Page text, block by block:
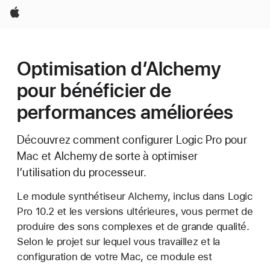
Apple
Optimisation d’Alchemy
pour bénéficier de
performances améliorées
Découvrez comment configurer Logic Pro pour
Mac et Alchemy de sorte à optimiser
l’utilisation du processeur.
Le module synthétiseur Alchemy, inclus dans Logic
Pro 10.2 et les versions ultérieures, vous permet de
produire des sons complexes et de grande qualité.
Selon le projet sur lequel vous travaillez et la
configuration de votre Mac, ce module est